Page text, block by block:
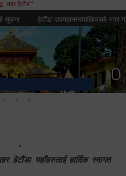
सहर हेटौंडा"
हेटौंडा उपमहानगरपालिकाको नगर गान
कार्यालय
हेटौंडा यहाँहरुलाई हार्दिक स्वागत